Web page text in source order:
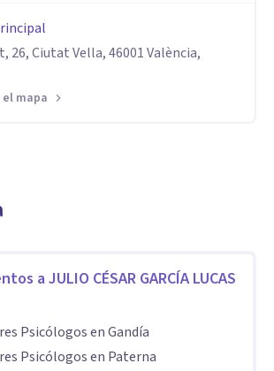
seguro, en el que terapeuta y
una conexión adecuada donde
que nos permita a ambos alcanzar los
en Psicología Clínica, y entendiendo
empieza después de la facultad,
la gerontología, la psicología educativa
de postgrado en formación específica.
formación específica en trastornos del
psicometría, psicofarmacología y
26, Ciutat Vella, 46001 València,
mapa
a JULIO CÉSAR GARCÍA LUCAS
Psicólogos en Gandía
Psicólogos en Paterna